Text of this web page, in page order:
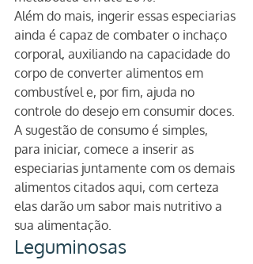
Além do mais, ingerir essas especiarias
ainda é capaz de combater o inchaço
corporal, auxiliando na capacidade do
corpo de converter alimentos em
combustível e, por fim, ajuda no
controle do desejo em consumir doces.
A sugestão de consumo é simples,
para iniciar, comece a inserir as
especiarias juntamente com os demais
alimentos citados aqui, com certeza
elas darão um sabor mais nutritivo a
sua alimentação.
Leguminosas